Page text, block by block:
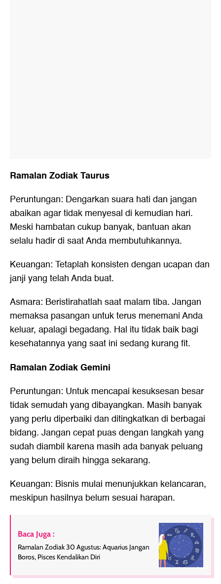
Ramalan Zodiak Taurus
Peruntungan: Dengarkan suara hati dan jangan
abaikan agar tidak menyesal di kemudian hari.
Meski hambatan cukup banyak, bantuan akan
selalu hadir di saat Anda membutuhkannya.
Keuangan: Tetaplah konsisten dengan ucapan dan
janji yang telah Anda buat.
Asmara: Beristirahatlah saat malam tiba. Jangan
memaksa pasangan untuk terus menemani Anda
keluar, apalagi begadang. Hal itu tidak baik bagi
kesehatannya yang saat ini sedang kurang fit.
Ramalan Zodiak Gemini
Peruntungan: Untuk mencapai kesuksesan besar
tidak semudah yang dibayangkan. Masih banyak
yang perlu diperbaiki dan ditingkatkan di berbagai
bidang. Jangan cepat puas dengan langkah yang
sudah diambil karena masih ada banyak peluang
yang belum diraih hingga sekarang.
Keuangan: Bisnis mulai menunjukkan kelancaran,
meskipun hasilnya belum sesuai harapan.
Baca Juga :
Ramalan Zodiak 30 Agustus: Aquarius Jangan
Boros, Pisces Kendalikan Diri